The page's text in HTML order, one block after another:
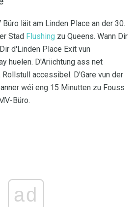
läit am Linden Place an der 30.
Stad Flushing zu Queens. Wann Dir
d'Linden Place Exit vun
huelen. D'Ariichtung ass net
accessibel. D'Gare vun der
wéi eng 15 Minutten zu Fouss
Büro.
ad